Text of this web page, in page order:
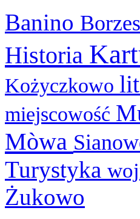
Banino
Historia
Kożyczkowo
miejscowość
Mòwa
Turystyka
Żukowo